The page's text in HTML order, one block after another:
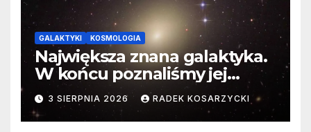
GALAKTYKI KOSMOLOGIA
Największa znana galaktyka.
W końcu poznaliśmy jej
faktyczne wymiary
3 SIERPNIA 2026 RADEK KOSARZYCKI